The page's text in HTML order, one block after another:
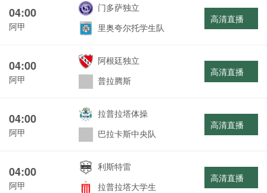
04:00
阿甲
门多萨独立
里奥夸尔托学生队
高清直播
04:00
阿甲
阿根廷独立
普拉腾斯
高清直播
04:00
阿甲
拉普拉塔体操
巴拉卡斯中央队
高清直播
04:00
阿甲
利斯特雷
拉普拉塔大学生
高清直播